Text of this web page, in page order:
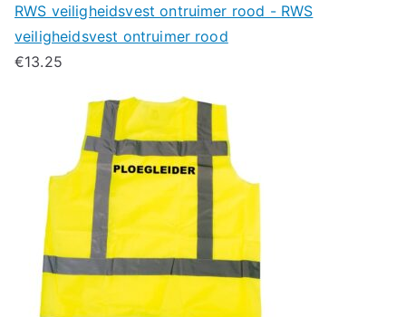
RWS veiligheidsvest ontruimer rood - RWS
veiligheidsvest ontruimer rood
€13.25